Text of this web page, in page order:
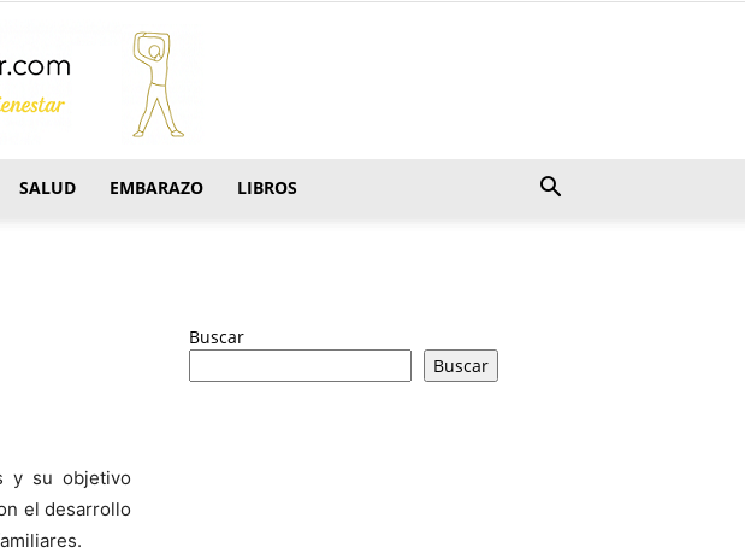
SALUD EMBARAZO LIBROS
y su objetivo
el desarrollo
Buscar
Buscar